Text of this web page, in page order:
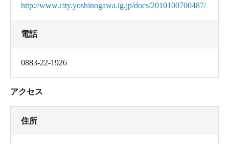
http://www.city.yoshinogawa.lg.jp/docs/2010100700487/
電話
0883-22-1926
アクセス
住所